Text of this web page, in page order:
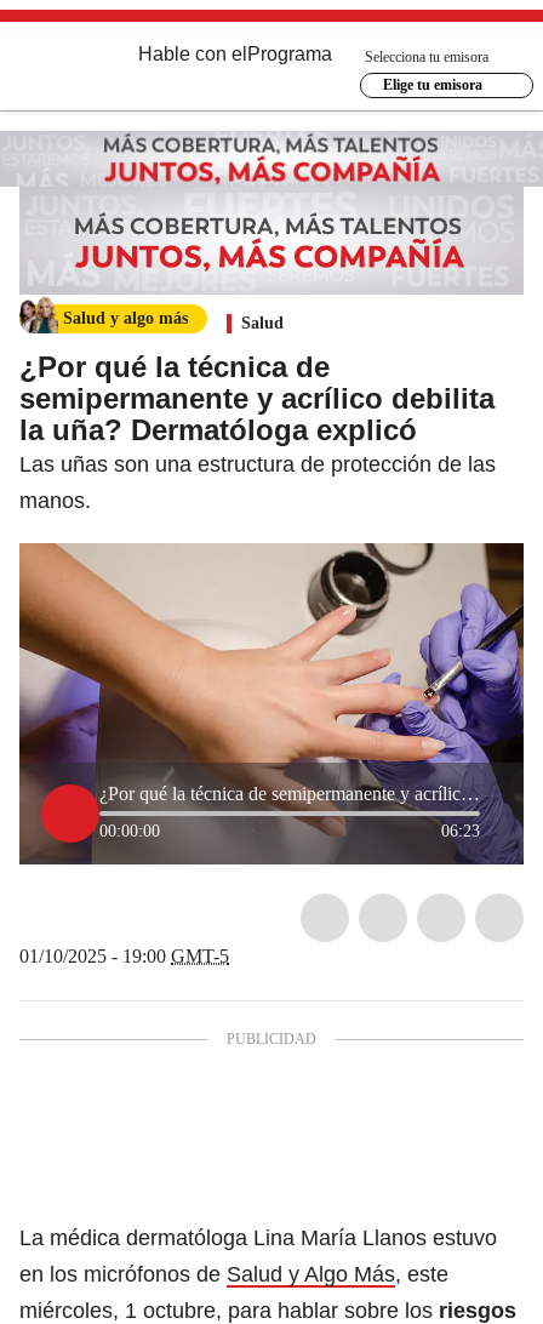
Hable con el Programa
Selecciona tu emisora
Elige tu emisora
Salud y algo más Salud
¿Por qué la técnica de
semipermanente y acrílico debilita
la uña? Dermatóloga explicó
Las uñas son una estructura de protección de las
manos.
¿Por qué la técnica de semipermanente y acrílico debilita la uña? Dermatóloga explicó
00:00:00 06:23
01/10/2025 - 19:00 GMT-5
La médica dermatóloga Lina María Llanos estuvo
en los micrófonos de Salud y Algo Más, este
miércoles, 1 octubre, para hablar sobre los riesgos